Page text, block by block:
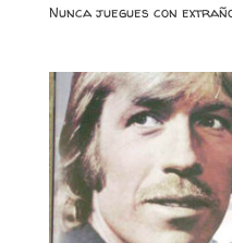
Nunca juegues con